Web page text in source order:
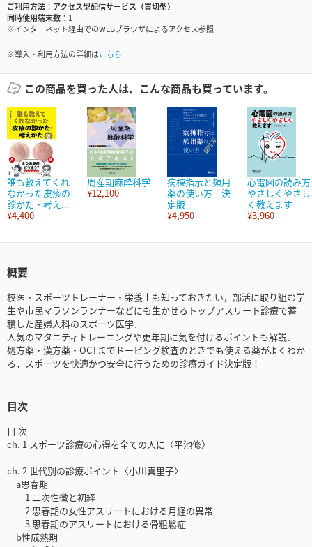
ご利用方法
アクセス型配信サービス（買切型）
同時使用端末数
1
※インターネット経由でのWEBブラウザによるアクセス参照
※導入・利用方法の詳細はこちら
この商品を買った人は、こんな商品も買っています。
誰も教えてくれ
なかった皮疹の
診かた・考え...
¥4,400
周産期麻酔科学
¥12,100
病棟指示と頻用
薬の使い方 決
定版
¥4,950
心電図の読み方
やさしくやさし
く教えます
¥3,960
概要
校医・スポーツトレーナー・栄養士も知っておきたい，部活に取り組む学
生や市民マラソンランナーなどにも生かせるトップアスリート診療で蓄
積した産婦人科のスポーツ医学．
人気のマタニティトレーニングや更年期に気を付けるポイントも解説．
処方薬・漢方薬・OCTまでドーピング検査のときでも使える薬がよくわか
る，スポーツを快適かつ安全に行うための診療ガイド決定版！
目次
目 次
ch. 1 スポーツ診療の心得を全ての人に〈平池修〉
ch. 2 世代別の診療ポイント〈小川真里子〉
a思春期
1 二次性徴と初経
2 思春期の女性アスリートにおける月経の異常
3 思春期のアスリートにおける骨粗鬆症
b性成熟期